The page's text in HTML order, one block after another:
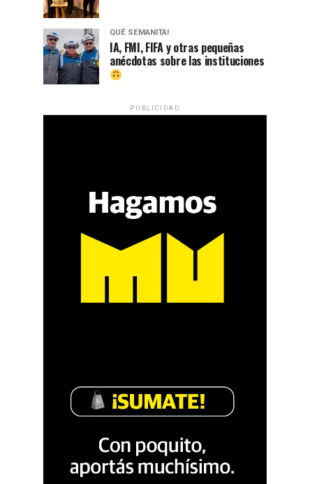
QUÉ SEMANITA!
IA, FMI, FIFA y otras pequeñas
anécdotas sobre las instituciones
PUBLICIDAD